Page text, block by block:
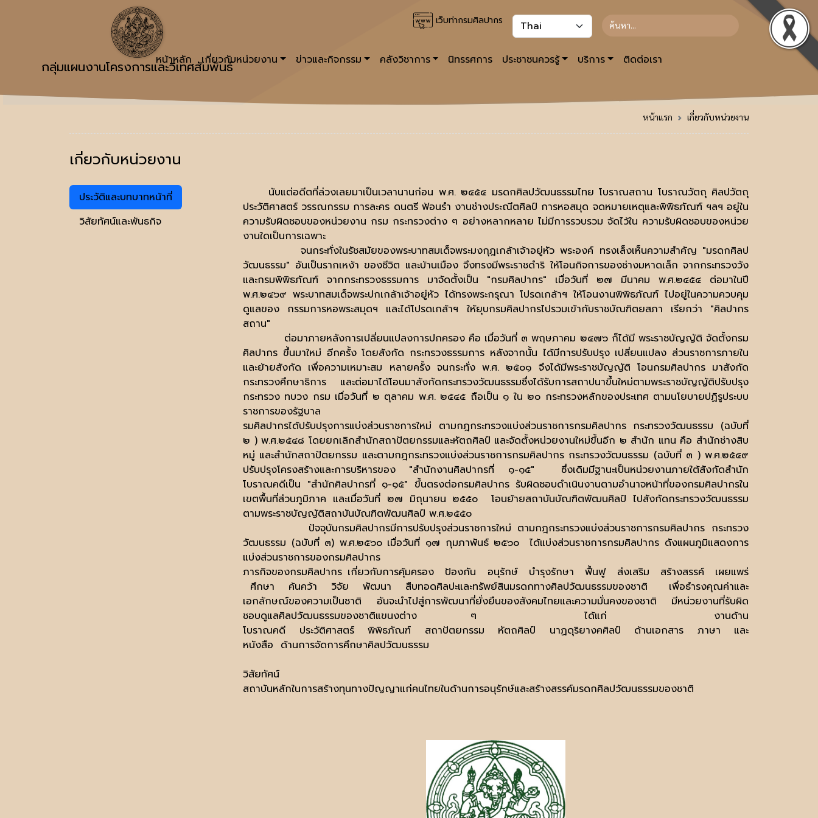
เว็บท่ากรมศิลปากร
กลุ่มแผนงานโครงการและวิเทศสัมพันธ์
หน้าหลัก เกี่ยวกับหน่วยงาน ข่าวและกิจกรรม คลังวิชาการ นิทรรศการ ประชาชนควรรู้ บริการ ติดต่อเรา
หน้าแรก เกี่ยวกับหน่วยงาน
เกี่ยวกับหน่วยงาน
ประวัติและบทบาทหน้าที่
วิสัยทัศน์และพันธกิจ
นับแต่อดีตที่ล่วงเลยมาเป็นเวลานานก่อน พ.ศ. ๒๔๕๔ มรดกศิลปวัฒนธรรมไทย โบราณสถาน โบราณวัตถุ ศิลปวัตถุ
ประวัติศาสตร์ วรรณกรรม การละคร ดนตรี ฟ้อนรำ งานช่างประณีตศิลป์ การหอสมุด จดหมายเหตุและพิพิธภัณฑ์ ฯลฯ อยู่ใน
ความรับผิดชอบของหน่วยงาน กรม กระทรวงต่าง ๆ อย่างหลากหลาย ไม่มีการรวบรวม จัดไว้ใน ความรับผิดชอบของหน่วย
งานใดเป็นการเฉพาะ
จนกระทั่งในรัชสมัยของพระบาทสมเด็จพระมงกุฎเกล้าเจ้าอยู่หัว พระองค์ ทรงเล็งเห็นความสำคัญ "มรดกศิลป
วัฒนธรรม" อันเป็นรากเหง้า ของชีวิต และบ้านเมือง จึงทรงมีพระราชดำริ ให้โอนกิจการของช่างมหาดเล็ก จากกระทรวงวัง
และกรมพิพิธภัณฑ์ จากกระทรวงธรรมการ มาจัดตั้งเป็น "กรมศิลปากร"
เมื่อวันที่ ๒๗ มีนาคม พ.ศ.๒๔๕๔ ต่อมาในปี
พ.ศ.๒๔๖๙ พระบาทสมเด็จพระปกเกล้าเจ้าอยู่หัว ได้ทรงพระกรุณา โปรดเกล้าฯ ให้โอนงานพิพิธภัณฑ์ ไปอยู่ในความควบคุม
ดูแลของ กรรมการหอพระสมุดฯ และได้โปรดเกล้าฯ ให้ยุบกรมศิลปากรไปรวมเข้ากับราชบัณฑิตยสภา เรียกว่า "ศิลปากร
สถาน"
ต่อมาภายหลังการเปลี่ยนแปลงการปกครอง คือ เมื่อวันที่ ๓ พฤษภาคม ๒๔๗๖ ก็ได้มี พระราชบัญญัติ จัดตั้งกรม
ศิลปากร ขึ้นมาใหม่ อีกครั้ง โดยสังกัด กระทรวงธรรมการ หลังจากนั้น ได้มีการปรับปรุง เปลี่ยนแปลง ส่วนราชการภายใน
และย้ายสังกัด เพื่อความเหมาะสม หลายครั้ง จนกระทั่ง พ.ศ. ๒๕๐๑ จึงได้มีพระราชบัญญัติ โอนกรมศิลปากร มาสังกัด
กระทรวงศึกษาธิการ และต่อมาได้โอนมาสังกัดกระทรวงวัฒนธรรมซึ่งได้รับการสถาปนาขึ้นใหม่ตามพระราชบัญญัติปรับปรุง
กระทรวง ทบวง กรม เมื่อวันที่ ๒ ตุลาคม พ.ศ. ๒๕๔๕ ถือเป็น ๑ ใน ๒๐ กระทรวงหลักของประเทศ ตามนโยบายปฏิรูประบบ
ราชการของรัฐบาล
รมศิลปากรได้ปรับปรุงการแบ่งส่วนราชการใหม่ ตามกฎกระทรวงแบ่งส่วนราชการกรมศิลปากร กระทรวงวัฒนธรรม (ฉบับที่
๒ ) พ.ศ.๒๕๔๘ โดยยกเลิกสำนักสถาปัตยกรรมและหัตถศิลป์ และจัดตั้งหน่วยงานใหม่ขึ้นอีก ๒ สำนัก แทน คือ สำนักช่างสิบ
หมู่ และสำนักสถาปัตยกรรม และตามกฎกระทรวงแบ่งส่วนราชการกรมศิลปากร กระทรวงวัฒนธรรม (ฉบับที่ ๓ ) พ.ศ.๒๕๔๙
ปรับปรุงโครงสร้างและการบริหารของ "สำนักงานศิลปากรที่ ๑-๑๕" ซึ่งเดิมมีฐานะเป็นหน่วยงานภายใต้สังกัดสำนัก
โบราณคดีเป็น "สำนักศิลปากรที่ ๑-๑๕" ขึ้นตรงต่อกรมศิลปากร รับผิดชอบดำเนินงานตามอำนาจหน้าที่ของกรมศิลปากรใน
เขตพื้นที่ส่วนภูมิภาค และเมื่อวันที่ ๒๗ มิถุนายน ๒๕๕๐ โอนย้ายสถาบันบัณฑิตพัฒนศิลป์ ไปสังกัดกระทรวงวัฒนธรรม
ตามพระราชบัญญัติสถาบันบัณฑิตพัฒนศิลป์ พ.ศ.๒๕๕๐
ปัจจุบันกรมศิลปากรมีการปรับปรุงส่วนราชการใหม่ ตามกฎกระทรวงแบ่งส่วนราชการกรมศิลปากร กระทรวง
วัฒนธรรม (ฉบับที่ ๓) พ.ศ.๒๕๖๐ เมื่อวันที่ ๑๗ กุมภาพันธ์ ๒๕๖๐
ได้แบ่งส่วนราชการกรมศิลปากร ดังแผนภูมิแสดงการ
แบ่งส่วนราชการของกรมศิลปากร
ภารกิจของกรมศิลปากร เกี่ยวกับการคุ้มครอง ป้องกัน อนุรักษ์ บำรุงรักษา ฟื้นฟู ส่งเสริม สร้างสรรค์
เผยแพร่
ศึกษา
ค้นคว้า วิจัย พัฒนา สืบทอดศิลปะและทรัพย์สินมรดกทางศิลปวัฒนธรรมของชาติ
เพื่อธำรงคุณค่าและ
เอกลักษณ์ของความเป็นชาติ
อันจะนำไปสู่การพัฒนาที่ยั่งยืนของสังคมไทยและความมั่นคงของชาติ
มีหน่วยงานที่รับผิด
ชอบดูแลศิลปวัฒนธรรมของชาติแขนงต่าง ๆ
ได้แก่
งานด้าน
โบราณคดี
ประวัติศาสตร์ พิพิธภัณฑ์ สถาปัตยกรรม หัตถศิลป์ นาฏดุริยางคศิลป์ ด้านเอกสาร ภาษา
และ
หนังสือ ด้านการจัดการศึกษาศิลปวัฒนธรรม
วิสัยทัศน์
สถาบันหลักในการสร้างทุนทางปัญญาแก่คนไทยในด้านการอนุรักษ์และสร้างสรรค์มรดกศิลปวัฒนธรรมของชาติ